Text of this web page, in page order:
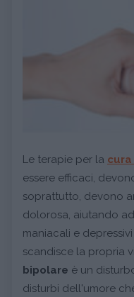
Le terapie per la
essere efficaci,
soprattutto, devono
dolorosa, aiutando
maniacali e
scandisce la propria
bipolare è un
disturbi dell'umore